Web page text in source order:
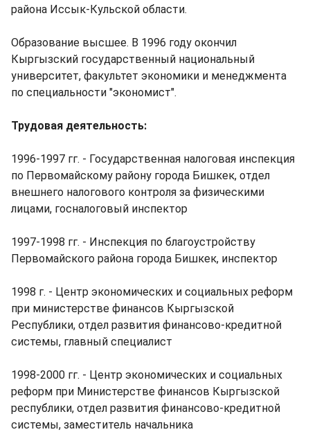
района Иссык-Кульской области.
Образование высшее. В 1996 году окончил
Кыргызский государственный национальный
университет, факультет экономики и менеджмента
по специальности "экономист".
Трудовая деятельность:
1996-1997 гг. - Государственная налоговая инспекция
по Первомайскому району города Бишкек, отдел
внешнего налогового контроля за физическими
лицами, госналоговый инспектор
1997-1998 гг. - Инспекция по благоустройству
Первомайского района города Бишкек, инспектор
1998 г. - Центр экономических и социальных реформ
при министерстве финансов Кыргызской
Республики, отдел развития финансово-кредитной
системы, главный специалист
1998-2000 гг. - Центр экономических и социальных
реформ при Министерстве финансов Кыргызской
республики, отдел развития финансово-кредитной
системы, заместитель начальника